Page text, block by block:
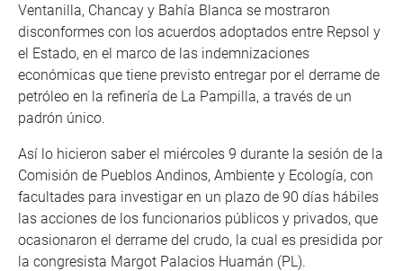
Ventanilla, Chancay y Bahía Blanca se mostraron
disconformes con los acuerdos adoptados entre Repsol y
el Estado, en el marco de las indemnizaciones
económicas que tiene previsto entregar por el derrame de
petróleo en la refinería de La Pampilla, a través de un
padrón único.
Así lo hicieron saber el miércoles 9 durante la sesión de la
Comisión de Pueblos Andinos, Ambiente y Ecología, con
facultades para investigar en un plazo de 90 días hábiles
las acciones de los funcionarios públicos y privados, que
ocasionaron el derrame del crudo, la cual es presidida por
la congresista Margot Palacios Huamán (PL).